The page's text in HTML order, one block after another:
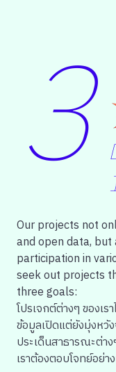
3
Our projects not
and open data, but
participation in
seek out projects
three goals:
โปรเจกต์ต่างๆ ของเร
ข้อมูลเปิดแต่ยังมุ่งหวั
ประเด็นสาธารณะต่า
เราต้องตอบโจทย์อย่